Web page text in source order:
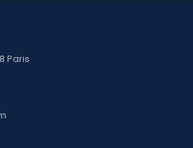
Paris